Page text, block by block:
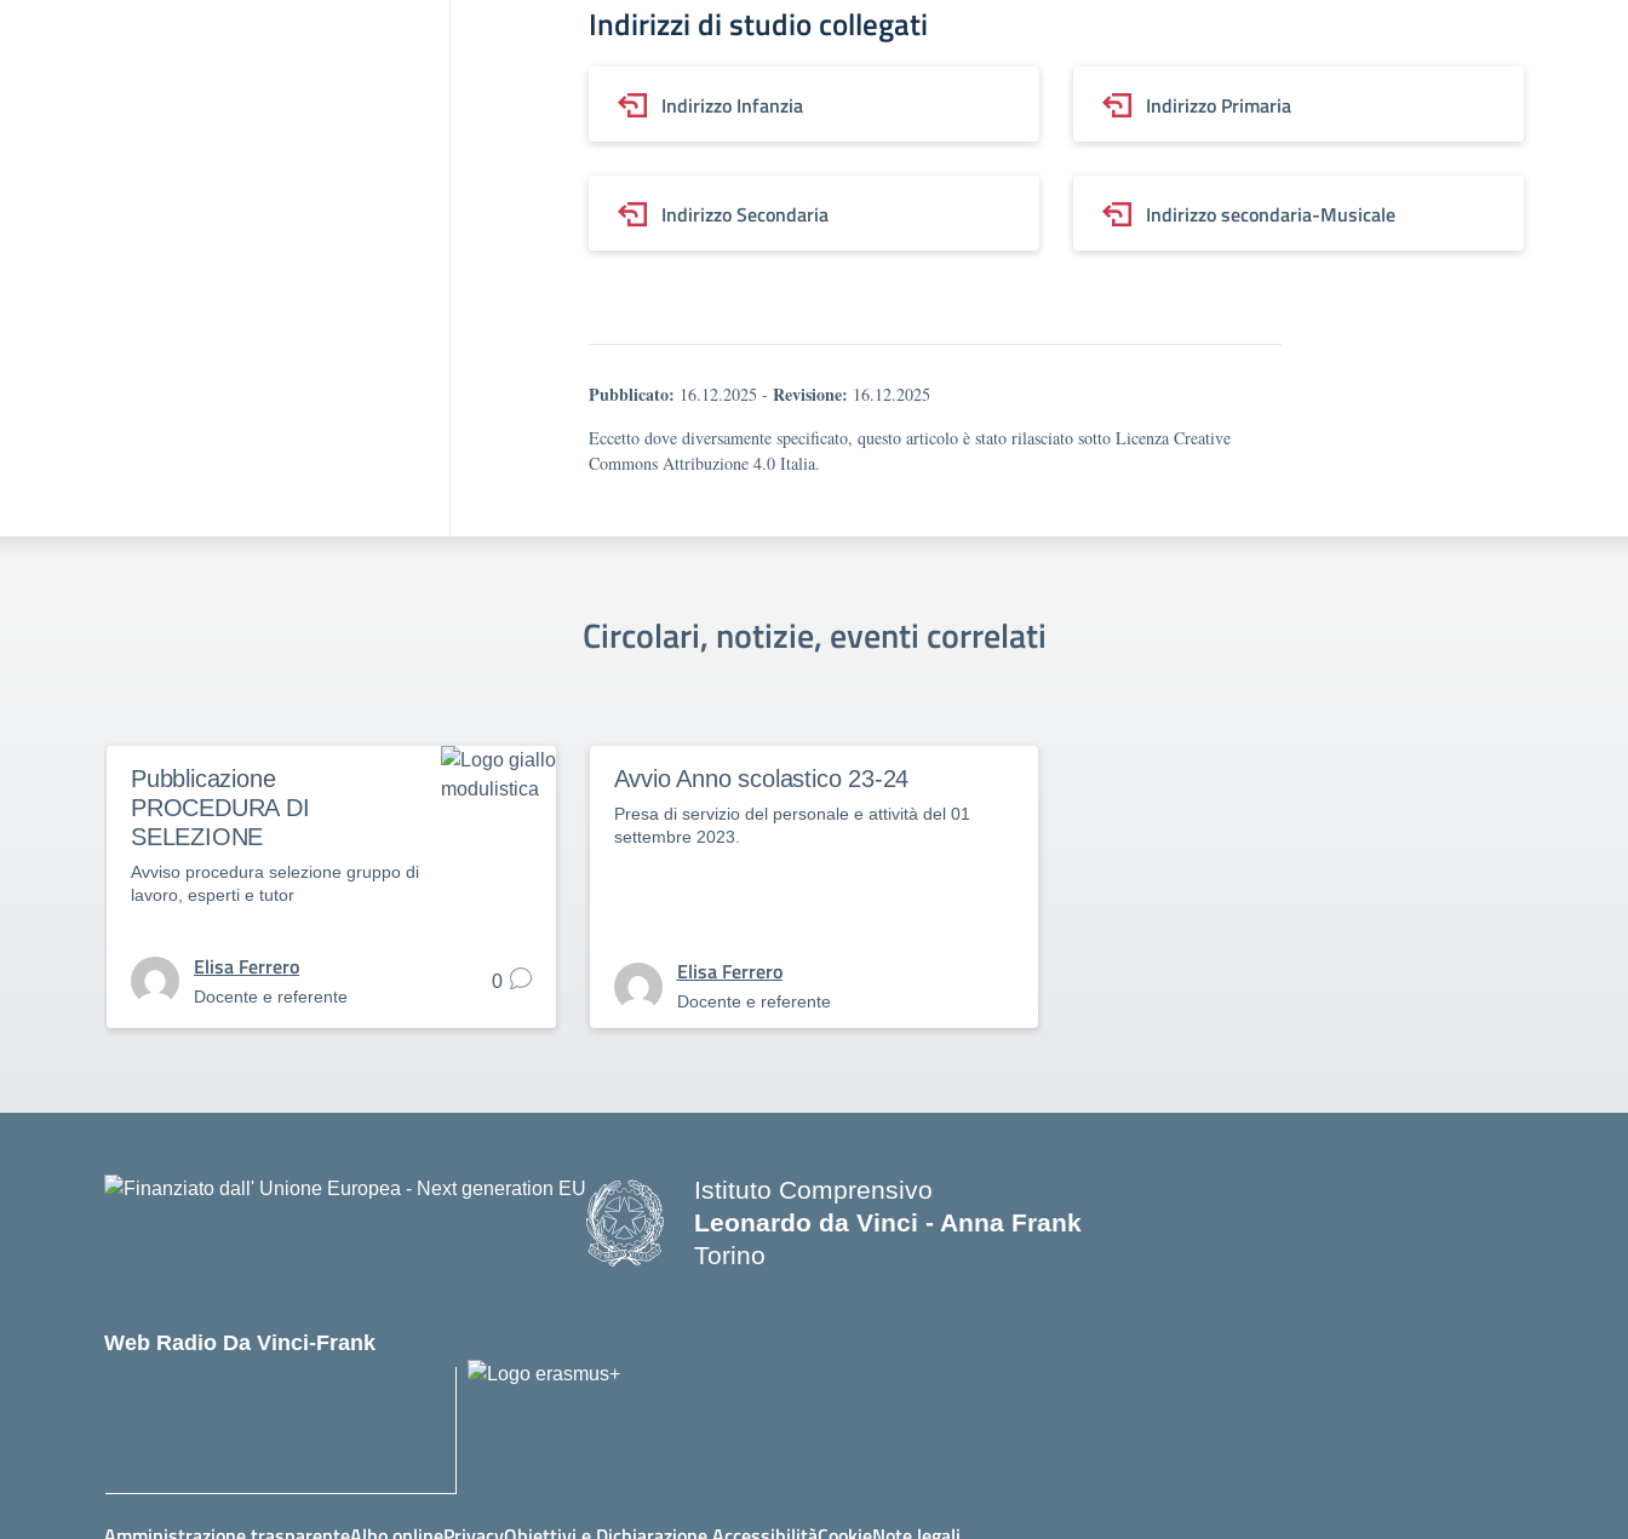
Indirizzi di studio collegati
Indirizzo Infanzia Indirizzo Primaria
Indirizzo Secondaria Indirizzo secondaria-Musicale
Pubblicato: 16.12.2025 - Revisione: 16.12.2025
Eccetto dove diversamente specificato, questo articolo è stato rilasciato sotto Licenza Creative
Commons Attribuzione 4.0 Italia.
Circolari, notizie, eventi correlati
Pubblicazione
PROCEDURA DI
SELEZIONE
Avviso procedura selezione gruppo di
lavoro, esperti e tutor
Elisa Ferrero
Docente e referente
0
Avvio Anno scolastico 23-24
Presa di servizio del personale e attività del 01
settembre 2023.
Elisa Ferrero
Docente e referente
Istituto Comprensivo
Leonardo da Vinci - Anna Frank
Torino
Web Radio Da Vinci-Frank